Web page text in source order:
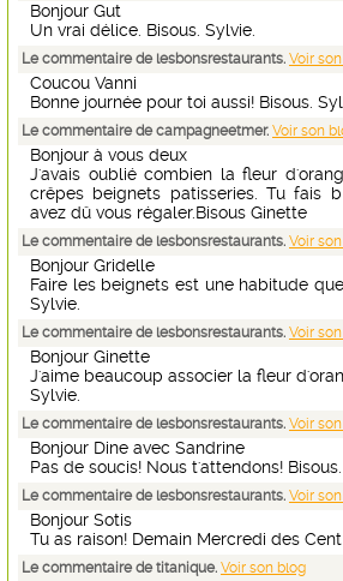
Bonjour Gut
Un vrai délice. Bisous. Sylvie.
Le commentaire de lesbonsrestaurants. Voir
Coucou Vanni
Bonne journée pour toi aussi! Bisous.
Le commentaire de campagneetmer. Voir son
Bonjour à vous deux
J'avais oublié combien la fleur
crêpes beignets patisseries. Tu fais
avez dû vous régaler.Bisous Ginette
Le commentaire de lesbonsrestaurants. Voir
Bonjour Gridelle
Faire les beignets est une habitude
Sylvie.
Le commentaire de lesbonsrestaurants. Voir
Bonjour Ginette
J'aime beaucoup associer la fleur
Sylvie.
Le commentaire de lesbonsrestaurants. Voir
Bonjour Dine avec Sandrine
Pas de soucis! Nous t'attendons!
Le commentaire de lesbonsrestaurants. Voir
Bonjour Sotis
Tu as raison! Demain Mercredi des
Le commentaire de titanique. Voir son blog